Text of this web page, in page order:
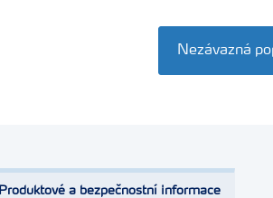
Nezávazná
Produktové a bezpečnostní informace